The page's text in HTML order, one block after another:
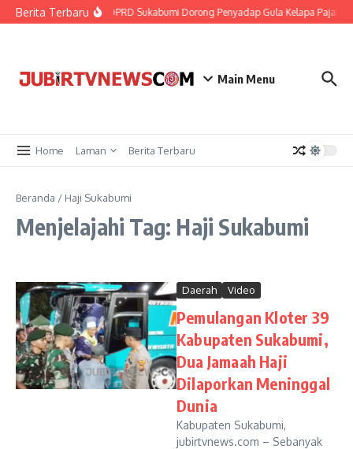
Berita Terbaru
Udar Diri DPRD Sukabumi Dorong Penyadap Gula Kelapa
Main Menu
Home Laman Berita Terbaru
Beranda / Haji Sukabumi
Menjelajahi Tag: Haji Sukabumi
Daerah Video
Pemulangan Kloter 39
Kabupaten Sukabumi,
Dua Jamaah Haji
Dilaporkan Meninggal
Dunia
Kabupaten Sukabumi,
jubirtvnews.com – Sebanyak